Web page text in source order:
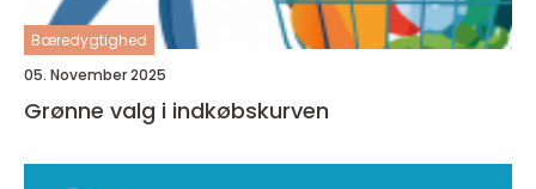
Bæredygtighed
05. November 2025
Grønne valg i indkøbskurven